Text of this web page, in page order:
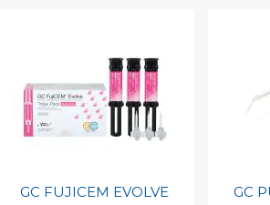
GC FUJICEM EVOLVE
GC